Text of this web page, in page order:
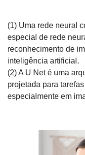
(1) Uma rede neural
especial de rede
reconhecimento de
inteligência artificial.
(2) A U Net é uma
projetada para
especialmente em